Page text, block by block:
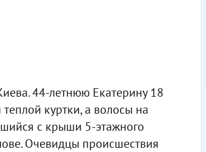
44-летнюю Екатерину 18
куртки, а волосы на
с крыши 5-этажного
Очевидцы происшествия